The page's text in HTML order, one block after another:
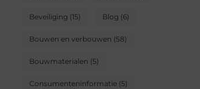
Beveiliging (15) Blog (6)
Bouwen en verbouwen (58)
Bouwmaterialen (5)
Consumenteninformatie (5)